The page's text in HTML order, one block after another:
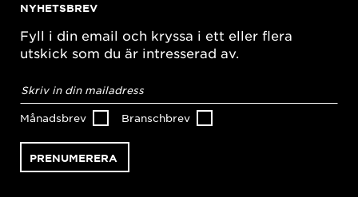
NYHETSBREV
Fyll i din email och kryssa i ett eller flera
utskick som du är intresserad av.
postadress*
Månadsbrev Branschbrev